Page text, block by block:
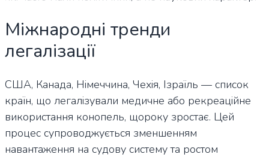
Міжнародні тренди
легалізації
США, Канада, Німеччина, Чехія, Ізраїль — список
країн, що легалізували медичне або рекреаційне
використання конопель, щороку зростає. Цей
процес супроводжується зменшенням
навантаження на судову систему та ростом